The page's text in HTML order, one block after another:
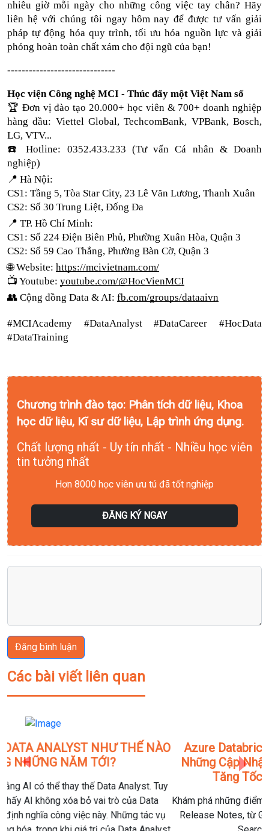
nhiêu giờ mỗi ngày cho những công việc tay chân? Hãy
liên hệ với chúng tôi ngay hôm nay để được tư vấn giải
pháp tự động hóa quy trình, tối ưu hóa nguồn lực và giải
phóng hoàn toàn chất xám cho đội ngũ của bạn!
------------------------------
Học viện Công nghệ MCI - Thúc đẩy một Việt Nam số
🏆 Đơn vị đào tạo 20.000+ học viên & 700+ doanh nghiệp
hàng đầu: Viettel Global, TechcomBank, VPBank, Bosch,
LG, VTV...
☎️ Hotline: 0352.433.233 (Tư vấn Cá nhân & Doanh
nghiệp)
📍 Hà Nội:
CS1: Tầng 5, Tòa Star City, 23 Lê Văn Lương, Thanh Xuân
CS2: Số 30 Trung Liệt, Đống Đa
📍 TP. Hồ Chí Minh:
CS1: Số 224 Điện Biên Phủ, Phường Xuân Hòa, Quận 3
CS2: Số 59 Cao Thắng, Phường Bàn Cờ, Quận 3
🌐 Website: https://mcivietnam.com/
📺 Youtube: youtube.com/@HocVienMCI
👥 Cộng đồng Data & AI: fb.com/groups/dataaivn
#MCIAcademy #DataAnalyst #DataCareer #HocData
#DataTraining
Chương trình đào tạo: Phân tích dữ liệu, Khoa
học dữ liệu, Kĩ sư dữ liệu, Lập trình ứng dụng.
Chất lượng nhất - Uy tín nhất - Nhiều học viên
tin tưởng nhất
Hơn 8000 học viên ưu tú đã tốt nghiệp
ĐĂNG KÝ NGAY
Đăng bình luận
Các bài viết liên quan
Azure Databricks July 2026 Release Notes:
Những Cập Nhật Nổi Bật Giúp Doanh Nghiệp
Tăng Tốc AI Và Quản Trị Dữ Liệu
Khám phá những điểm mới trong Azure Databricks July 2026
Release Notes, từ Genie Agents, Governance Hub đến AI